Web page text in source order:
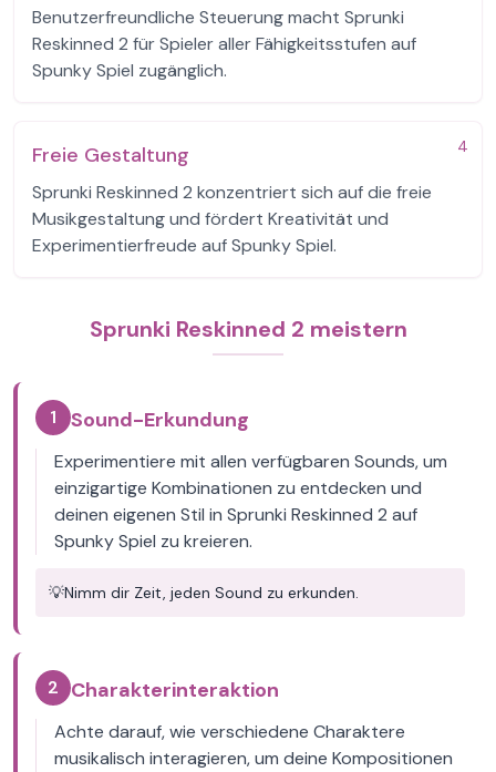
Benutzerfreundliche Steuerung macht Sprunki
Reskinned 2 für Spieler aller Fähigkeitsstufen auf
Spunky Spiel zugänglich.
4
Freie Gestaltung
Sprunki Reskinned 2 konzentriert sich auf die freie
Musikgestaltung und fördert Kreativität und
Experimentierfreude auf Spunky Spiel.
Sprunki Reskinned 2 meistern
1 Sound-Erkundung
Experimentiere mit allen verfügbaren Sounds, um
einzigartige Kombinationen zu entdecken und
deinen eigenen Stil in Sprunki Reskinned 2 auf
Spunky Spiel zu kreieren.
💡Nimm dir Zeit, jeden Sound zu erkunden.
2 Charakterinteraktion
Achte darauf, wie verschiedene Charaktere
musikalisch interagieren, um deine Kompositionen